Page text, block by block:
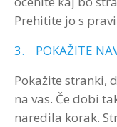
Prehitite jo s
3. POKAŽITE
Pokažite stranki,
na vas. Če dobi
naredila korak.